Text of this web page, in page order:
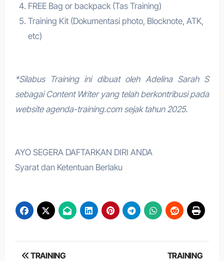
FREE Bag or backpack (Tas Training)
Training Kit (Dokumentasi photo, Blocknote, ATK,
etc)
*Silabus Training ini dibuat oleh Adelina Sarah S
sebagai Content Writer yang telah berkontribusi pada
website agenda-training.com sejak tahun 2025.
AYO SEGERA DAFTARKAN DIRI ANDA
Syarat dan Ketentuan Berlaku
Post
TRAINING
TRAINING